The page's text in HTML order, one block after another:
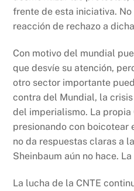
frente de esta iniciativa.
reacción de rechazo a
Con motivo del mundial
que desvíe su atención,
otro sector importante
contra del Mundial, la
del imperialismo. La propia
presionando con boicotear
no da respuestas claras a
Sheinbaum aún no hace.
La lucha de la CNTE